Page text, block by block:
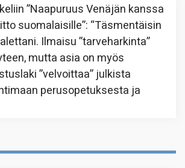
”Naapuruus Venäjän kanssa
suomalaisille”: “Täsmentäisin
Ilmaisu ”tarveharkinta”
mutta asia on myös
”velvoittaa” julkista
perusopetuksesta ja